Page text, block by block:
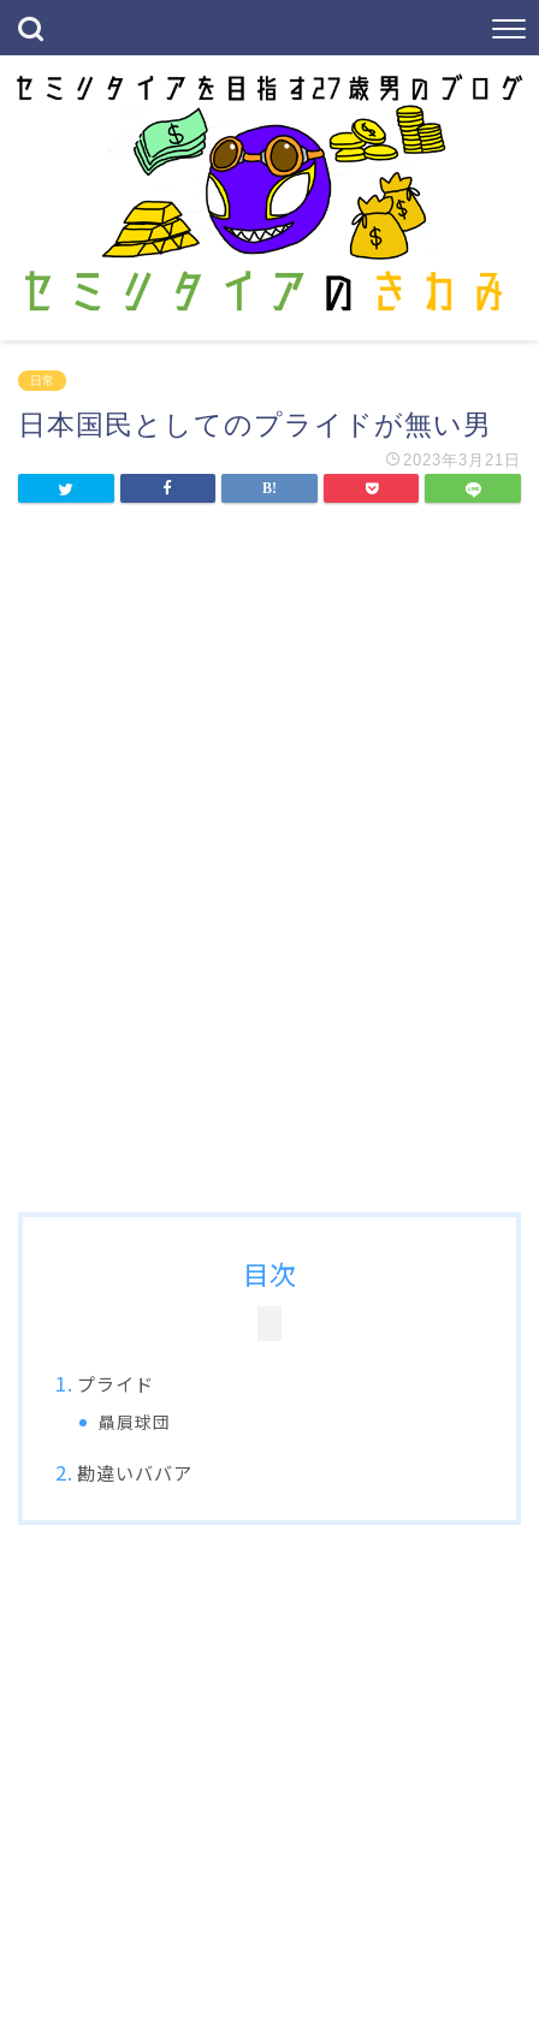
日常
日本国民としてのプライドが無い男
2023年3月21日
目次
プライド
贔屓球団
勘違いババア